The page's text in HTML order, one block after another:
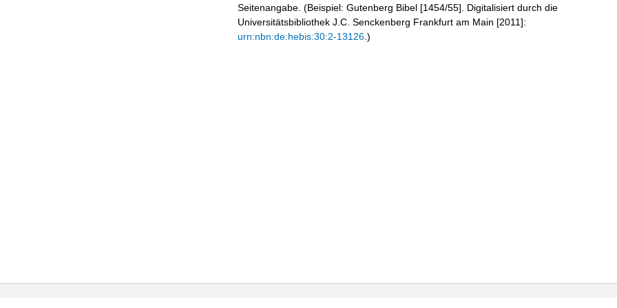
Seitenangabe. (Beispiel: Gutenberg Bibel [1454/55]. Digitalisiert durch die
Universitätsbibliothek J.C. Senckenberg Frankfurt am Main [2011]:
urn:nbn:de:hebis:30:2-13126 .)